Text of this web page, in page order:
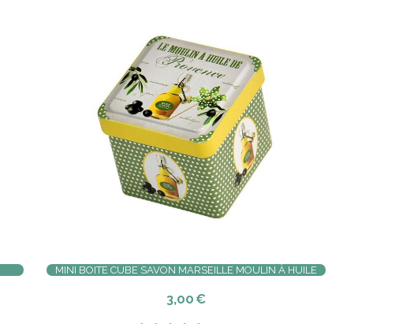
MINI BOITE CUBE SAVON MARSEILLE MOULIN À HUILE
3,00 €